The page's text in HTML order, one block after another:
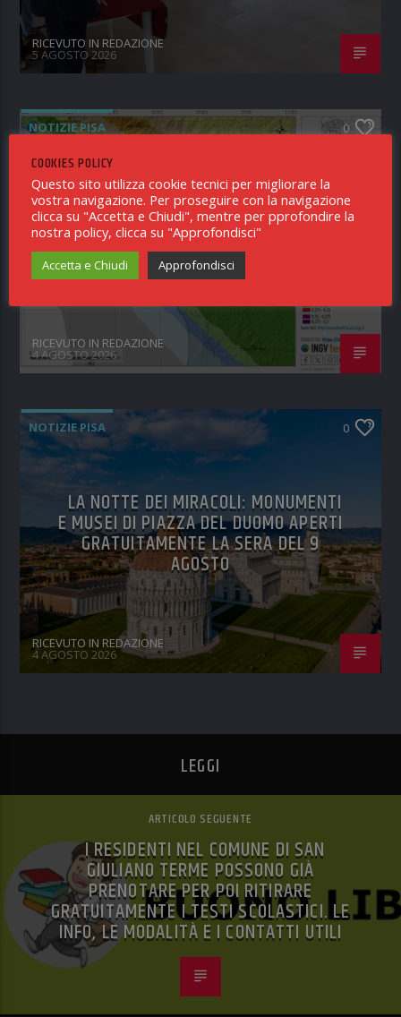
RICEVUTO IN REDAZIONE
5 AGOSTO 2026
NOTIZIE PISA 0
EVENTO SISMICO ML 4.3 IN
PROVINCIA DI PISA, 4 AGOSTO 2026
RICEVUTO IN REDAZIONE
4 AGOSTO 2026
NOTIZIE PISA 0
LA NOTTE DEI MIRACOLI: MONUMENTI
E MUSEI DI PIAZZA DEL DUOMO APERTI
GRATUITAMENTE LA SERA DEL 9
AGOSTO
RICEVUTO IN REDAZIONE
4 AGOSTO 2026
LEGGI
ARTICOLO SEGUENTE
I RESIDENTI NEL COMUNE DI SAN
GIULIANO TERME POSSONO GIÀ
PRENOTARE PER POI RITIRARE
GRATUITAMENTE I TESTI SCOLASTICI. LE
INFO, LE MODALITÀ E I CONTATTI UTILI
COOKIES POLICY
Questo sito utilizza cookie tecnici per migliorare la
vostra navigazione. Per proseguire con la navigazione
clicca su "Accetta e Chiudi", mentre per pprofondire la
nostra policy, clicca su "Approfondisci"
Accetta e Chiudi Approfondisci